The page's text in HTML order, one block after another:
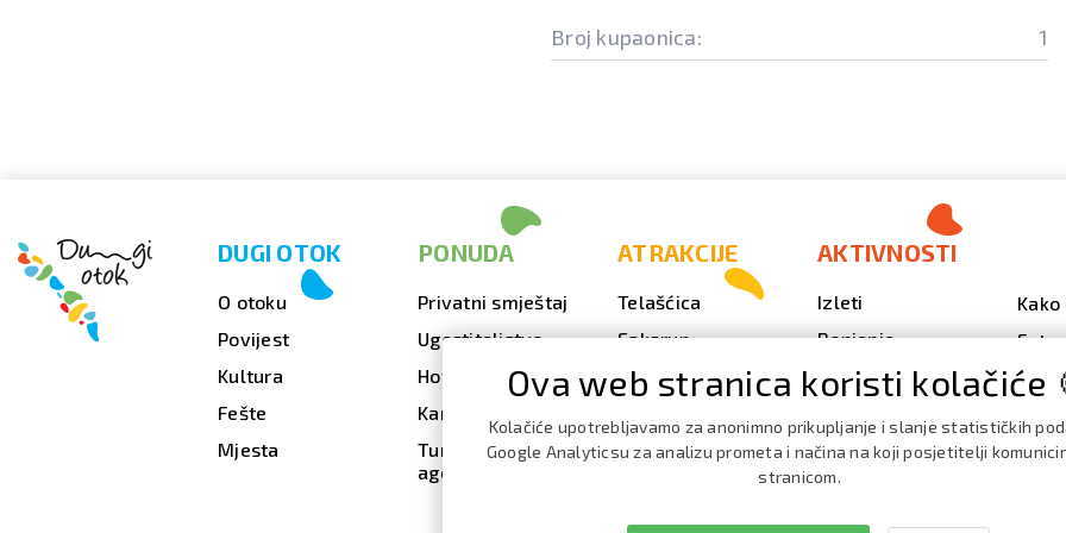
Broj kupaonica: 1
DUGI OTOK
O otoku
Povijest
Kultura
Fešte
Mjesta
PONUDA
Privatni smještaj
Ugostiteljstvo
Hoteli
Kampovi
Turističke
agencije
ATRAKCIJE
Telašćica
Sakarun
Svjetionik Veli Rat
Strašna peć
AKTIVNOSTI
Izleti
Ronjenje
Outdoor
Nautika
Kako
Ova web stranica koristi kolačiće
Kolačiće upotrebljavamo za anonimno prikupljanje i slanje statističkih
Google Analyticsu za analizu prometa i načina na koji posjetitelji
stranicom.